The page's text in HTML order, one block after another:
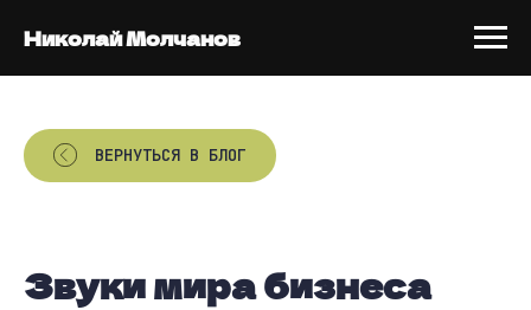
Николай Молчанов
ВЕРНУТЬСЯ В БЛОГ
Звуки мира бизнеса